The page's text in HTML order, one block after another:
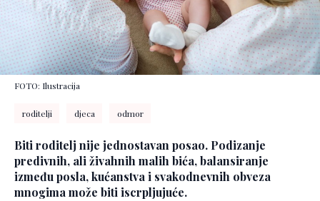
FOTO: Ilustracija
roditelji djeca odmor
Biti roditelj nije jednostavan posao. Podizanje
predivnih, ali živahnih malih bića, balansiranje
između posla, kućanstva i svakodnevnih obveza
mnogima može biti iscrpljujuće.